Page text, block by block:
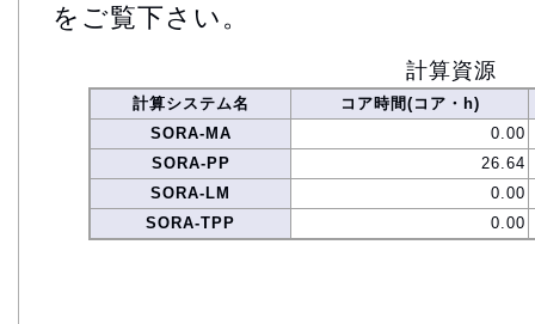
をご覧下さい。
計算資源
計算システム名
コア時間(コア・h)
SORA-MA
0.00
SORA-PP
26.64
SORA-LM
0.00
SORA-TPP
0.00